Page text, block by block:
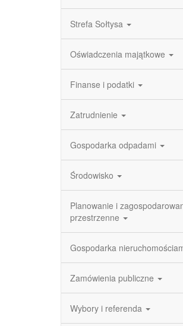
Strefa Sołtysa
Oświadczenia majątkowe
Finanse i podatki
Zatrudnienie
Gospodarka odpadami
Środowisko
Planowanie i
przestrzenne
Gospodarka
Zamówienia publiczne
Wybory i referenda